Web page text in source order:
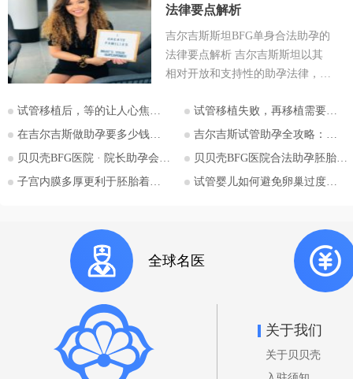
法律要点解析
吉尔吉斯斯坦BFG单身合法助孕的
法律要点解析 吉尔吉斯斯坦以其
相对开放和支持性的助孕法律，成
地。特别是对于希望通过助孕实现
为人父母梦想的单身人士，吉尔吉
斯斯坦的法律框架值得深入探讨。
法律的核心要点，并特别关注单身
拉套大学附属BFG生殖妇产医院的
咨询信息。 核心要点一：吉尔吉
斯斯坦助孕法律概述 吉尔吉斯斯
《家庭法》、《公民健康保护法》
尔吉斯斯坦法律明确承认并规范了
试管移植后，等的让人心焦的胎心和胎芽，何时会出现？
试管移植失败，再移植需要注意哪些？
在吉尔吉斯做助孕要多少钱？2026比什凯克费用全公开，拒绝隐形消费
吉尔吉斯试管助孕全攻略：为什么越来越多的中国家庭选择比什凯克？
贝贝壳BFG医院 · 院长助孕会（济南站）
贝贝壳BFG医院合法助孕胚胎移植流程详解
子宫内膜多厚更利于胚胎着床？
试管婴儿如何避免卵巢过度刺激综合征
全球名医
关于我们
关于贝贝壳